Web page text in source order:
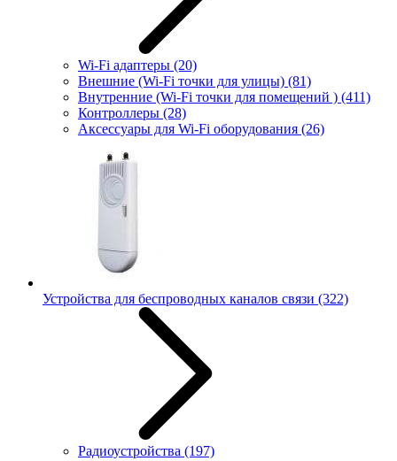
Wi-Fi адаптеры (20)
Внешние (Wi-Fi точки для улицы) (81)
Внутренние (Wi-Fi точки для помещений ) (411)
Контроллеры (28)
Аксессуары для Wi-Fi оборудования (26)
Устройства для беспроводных каналов связи (322)
Радиоустройства (197)